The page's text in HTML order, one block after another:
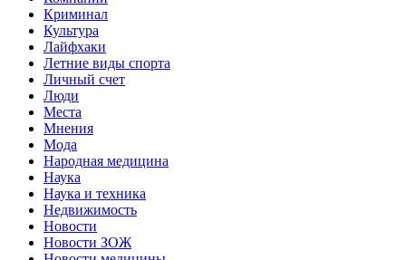
Криминал
Культура
Лайфхаки
Летние виды спорта
Личный счет
Люди
Места
Мнения
Мода
Народная медицина
Наука
Наука и техника
Недвижимость
Новости
Новости ЗОЖ